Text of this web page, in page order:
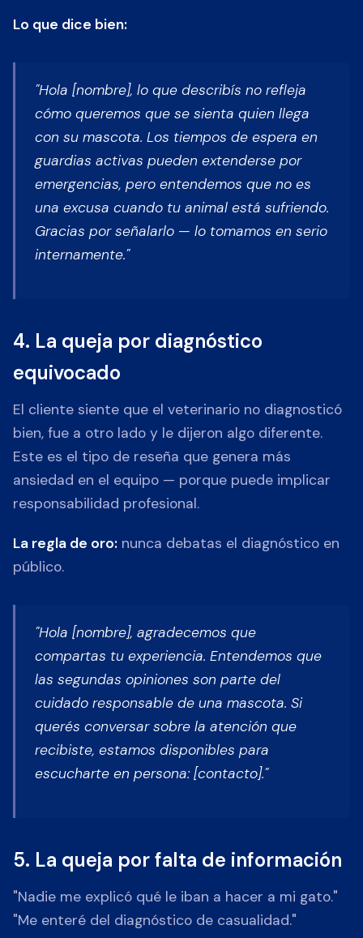
Lo que dice bien:
"Hola [nombre], lo que describís no refleja
cómo queremos que se sienta quien llega
con su mascota. Los tiempos de espera en
guardias activas pueden extenderse por
emergencias, pero entendemos que no es
una excusa cuando tu animal está sufriendo.
Gracias por señalarlo — lo tomamos en serio
internamente."
4. La queja por diagnóstico
equivocado
El cliente siente que el veterinario no diagnosticó
bien, fue a otro lado y le dijeron algo diferente.
Este es el tipo de reseña que genera más
ansiedad en el equipo — porque puede implicar
responsabilidad profesional.
La regla de oro: nunca debatas el diagnóstico en
público.
"Hola [nombre], agradecemos que
compartas tu experiencia. Entendemos que
las segundas opiniones son parte del
cuidado responsable de una mascota. Si
querés conversar sobre la atención que
recibiste, estamos disponibles para
escucharte en persona: [contacto]."
5. La queja por falta de información
"Nadie me explicó qué le iban a hacer a mi gato."
"Me enteré del diagnóstico de casualidad."